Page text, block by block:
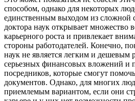
способом, однако для некоторых
единственным выходом из сложной
доктора наук открывает множество
карьерного роста и привлекает
стороны работодателей. Конечно,
наук не является легким и дешевым
серьезных финансовых вложений и
посредников, которые смогут
документов. Однако, для многих
приемлемым вариантом, если они